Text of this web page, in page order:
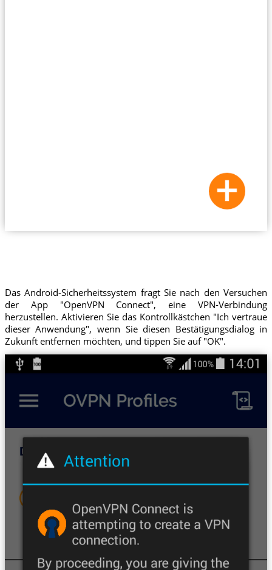
Das Android-Sicherheitssystem fragt Sie nach den Versuchen
der App "OpenVPN Connect", eine VPN-Verbindung
herzustellen. Aktivieren Sie das Kontrollkästchen "Ich vertraue
dieser Anwendung", wenn Sie diesen Bestätigungsdialog in
Zukunft entfernen möchten, und tippen Sie auf "OK".